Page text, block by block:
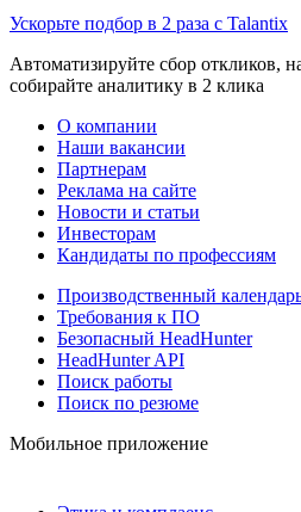
Ускорьте подбор в 2 раза с Talantix
Автоматизируйте сбор откликов,
собирайте аналитику в 2 клика
О компании
Наши вакансии
Партнерам
Реклама на сайте
Новости и статьи
Инвесторам
Кандидаты по профессиям
Производственный
Требования к ПО
Безопасный HeadHunter
HeadHunter API
Поиск работы
Поиск по резюме
Мобильное приложение